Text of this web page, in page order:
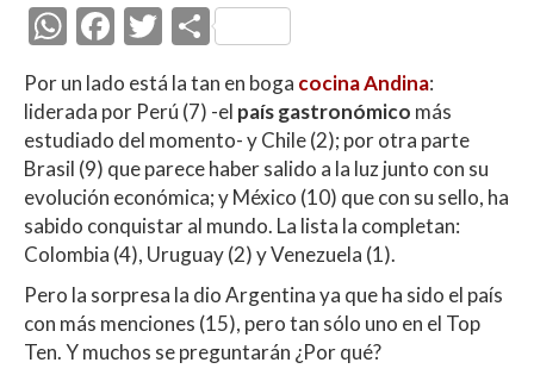
W
h
at
s
A
p
p
F
e
b
o
o
k
T
w
itt
er
C
m
p
ar
ti
r
Por un lado está la tan en boga cocina Andina:
liderada por Perú (7) -el país gastronómico más
estudiado del momento- y Chile (2); por otra parte
Brasil (9) que parece haber salido a la luz junto con su
evolución económica; y México (10) que con su sello, ha
sabido conquistar al mundo. La lista la completan:
Colombia (4), Uruguay (2) y Venezuela (1).
Pero la sorpresa la dio Argentina ya que ha sido el país
con más menciones (15), pero tan sólo uno en el Top
Ten. Y muchos se preguntarán ¿Por qué?